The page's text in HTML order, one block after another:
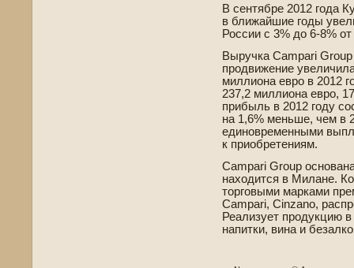
В сентябре 2012 года
в ближайшие годы
России с 3% до 6-8%
Выручка Campari
продвижение
миллиона евро в 2012
237,2 миллиона евро,
прибыль в 2012 году
на 1,6% меньше, чем в
единовременными
к приобретениям.
Campari Group
находится в Милане.
торговыми марками
Campari, Cinzano,
Реализует продукцию
напитки, вина и